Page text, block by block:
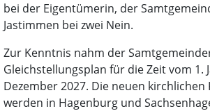
bei der Eigentümerin, der
Jastimmen bei zwei Nein.
Zur Kenntnis nahm der
Gleichstellungsplan für die Zeit vom 1.
Dezember 2027. Die neuen
werden in Hagenburg und